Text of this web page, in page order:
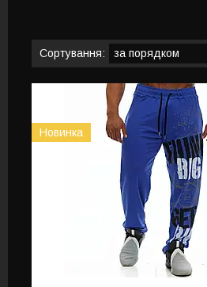
Новинка